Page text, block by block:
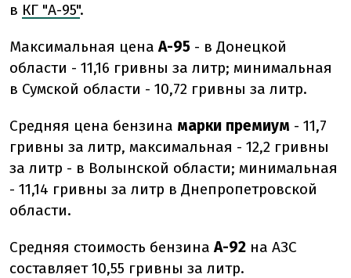
в КГ "А-95".
Максимальная ценаА-95 - в Донецкой
области - 11,16 гривны за литр; минимальная
в Сумской области - 10,72 гривны за литр.
Средняя цена бензина марки премиум - 11,7
гривны за литр, максимальная - 12,2 гривны
за литр - в Волынской области; минимальная
- 11,14 гривны за литр в Днепропетровской
области.
Средняя стоимость бензинаА-92 на АЗС
составляет 10,55 гривны за литр.